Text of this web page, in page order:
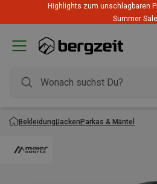
Highlights zum unschlagbaren
Summer Sale
BekleidungJackenParkas & Mäntel